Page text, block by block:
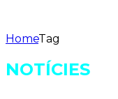
HomeTag
NOTÍCIES